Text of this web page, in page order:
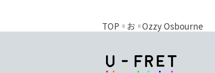
TOP お Ozzy Osbourne